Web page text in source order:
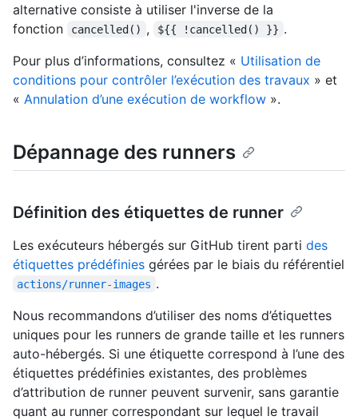
alternative consiste à utiliser l'inverse de la
fonction
cancelled() , ${{ !cancelled() }} .
Pour plus d’informations, consultez « Utilisation de
conditions pour contrôler l’exécution des travaux » et
« Annulation d’une exécution de workflow ».
Dépannage des runners
Définition des étiquettes de runner
Les exécuteurs hébergés sur GitHub tirent parti des
étiquettes prédéfinies gérées par le biais du référentiel
actions/runner-images .
Nous recommandons d’utiliser des noms d’étiquettes
uniques pour les runners de grande taille et les runners
auto-hébergés. Si une étiquette correspond à l’une des
étiquettes prédéfinies existantes, des problèmes
d’attribution de runner peuvent survenir, sans garantie
quant au runner correspondant sur lequel le travail